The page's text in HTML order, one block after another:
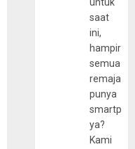
saat
ini,
hampir
semua
remaja
punya
ya?
Kami